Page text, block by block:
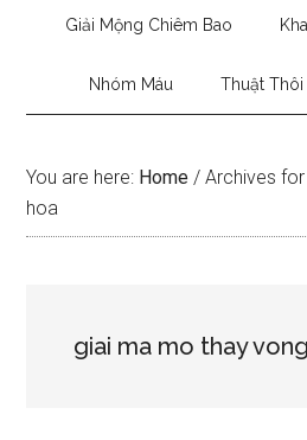
Giải Mộng Chiêm Bao
Nhóm Máu Thuật Thôi
You are here: Home / Archives
hoa
giai ma mo thay